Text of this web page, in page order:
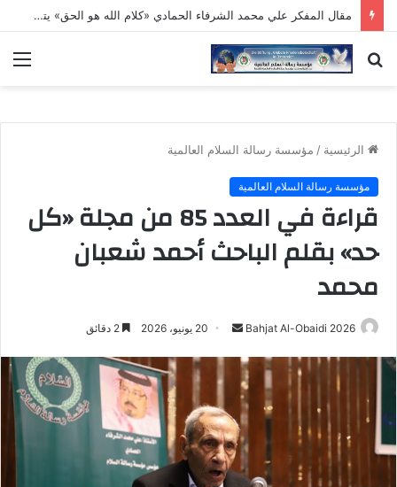
مقال المفكر علي محمد الشرفاء الحمادي «كلام الله هو الحق» يتصدر العدد الجديد من مجلة كل خميس
بحث
الرئيسية / مؤسسة رسالة السلام العالمية
مؤسسة رسالة السلام العالمية
قراءة في العدد 85 من مجلة «كل
حد» بقلم الباحث أحمد شعبان
محمد
Bahjat Al-Obaidi 2026
أرسل
إلكترونيا
20 يونيو، 2026